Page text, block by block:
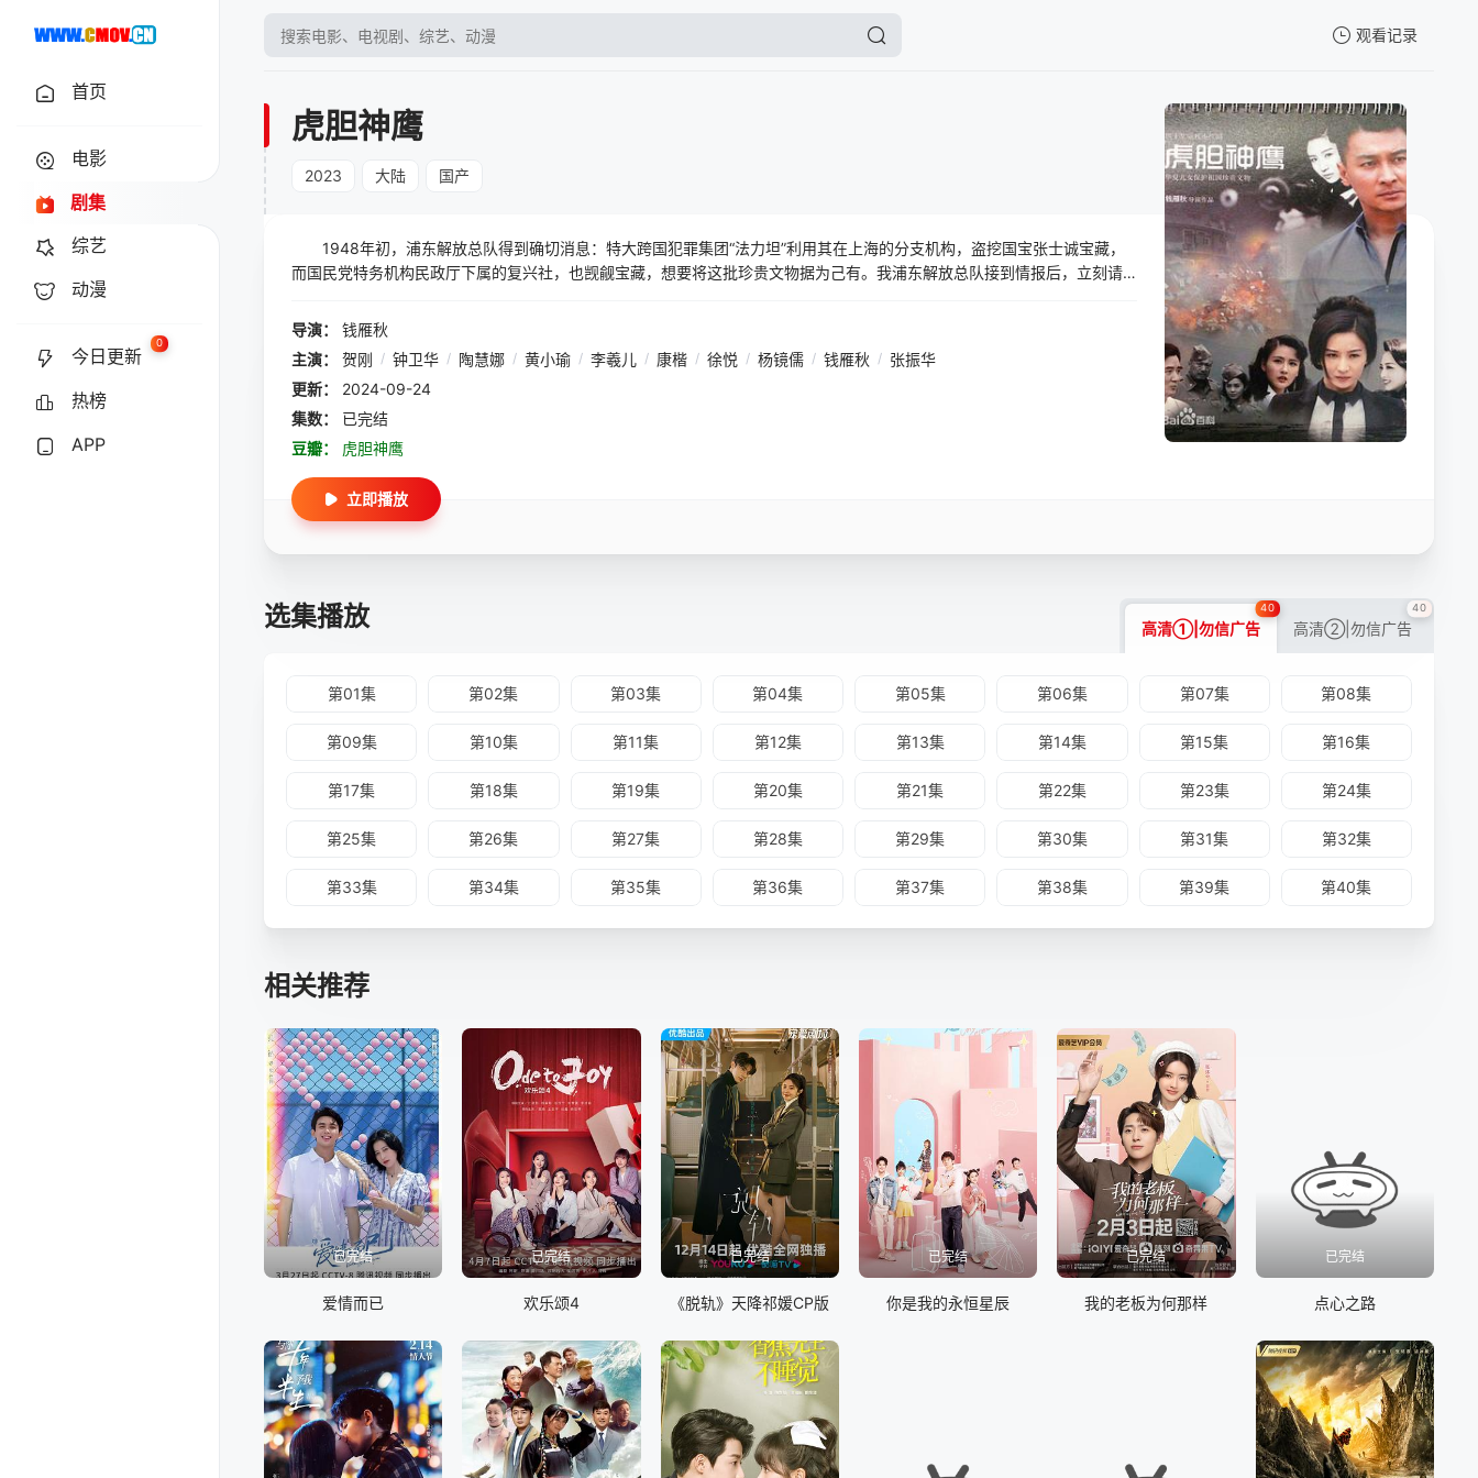
观看记录
暂无观看影片的记录
首页
电影
剧集
综艺
动漫
今日更新
0
热榜
APP
虎胆神鹰
2023 大陆 国产
1948年初，浦东解放总队得到确切消息：特大跨国犯罪集团“法力坦”利用其在上海的分支机构，盗挖国宝张士诚宝藏，
而国民党特务机构民政厅下属的复兴社，也觊觎宝藏，想要将这批珍贵文物据为己有。我浦东解放总队接到情报后，立刻请
雄，不满国民党内部的腐败和争权夺利，在其父亲顾志明和共产党员秦刚的引导下，毅然加入共产党，率领特别行动组，与
物。
导演：
钱雁秋
主演：
贺刚 / 钟卫华 / 陶慧娜 / 黄小瑜 / 李羲儿 / 康楷 / 徐悦 / 杨镜儒 / 钱雁秋 / 张振华
更新：
2024-09-24
集数：
已完结
豆瓣：
虎胆神鹰
立即播放
选集播放 高清①|勿信广告
40
高清②|勿信广告
40
第01集 第02集 第03集 第04集 第05集 第06集 第07集 第08集
第09集 第10集 第11集 第12集 第13集 第14集 第15集 第16集
第17集 第18集 第19集 第20集 第21集 第22集 第23集 第24集
第25集 第26集 第27集 第28集 第29集 第30集 第31集 第32集
第33集 第34集 第35集 第36集 第37集 第38集 第39集 第40集
相关推荐
已完结
爱情而已
已完结
欢乐颂4
已完结
《脱轨》天降祁媛CP版
已完结
你是我的永恒星辰
已完结
我的老板为何那样
已完结
点心之路